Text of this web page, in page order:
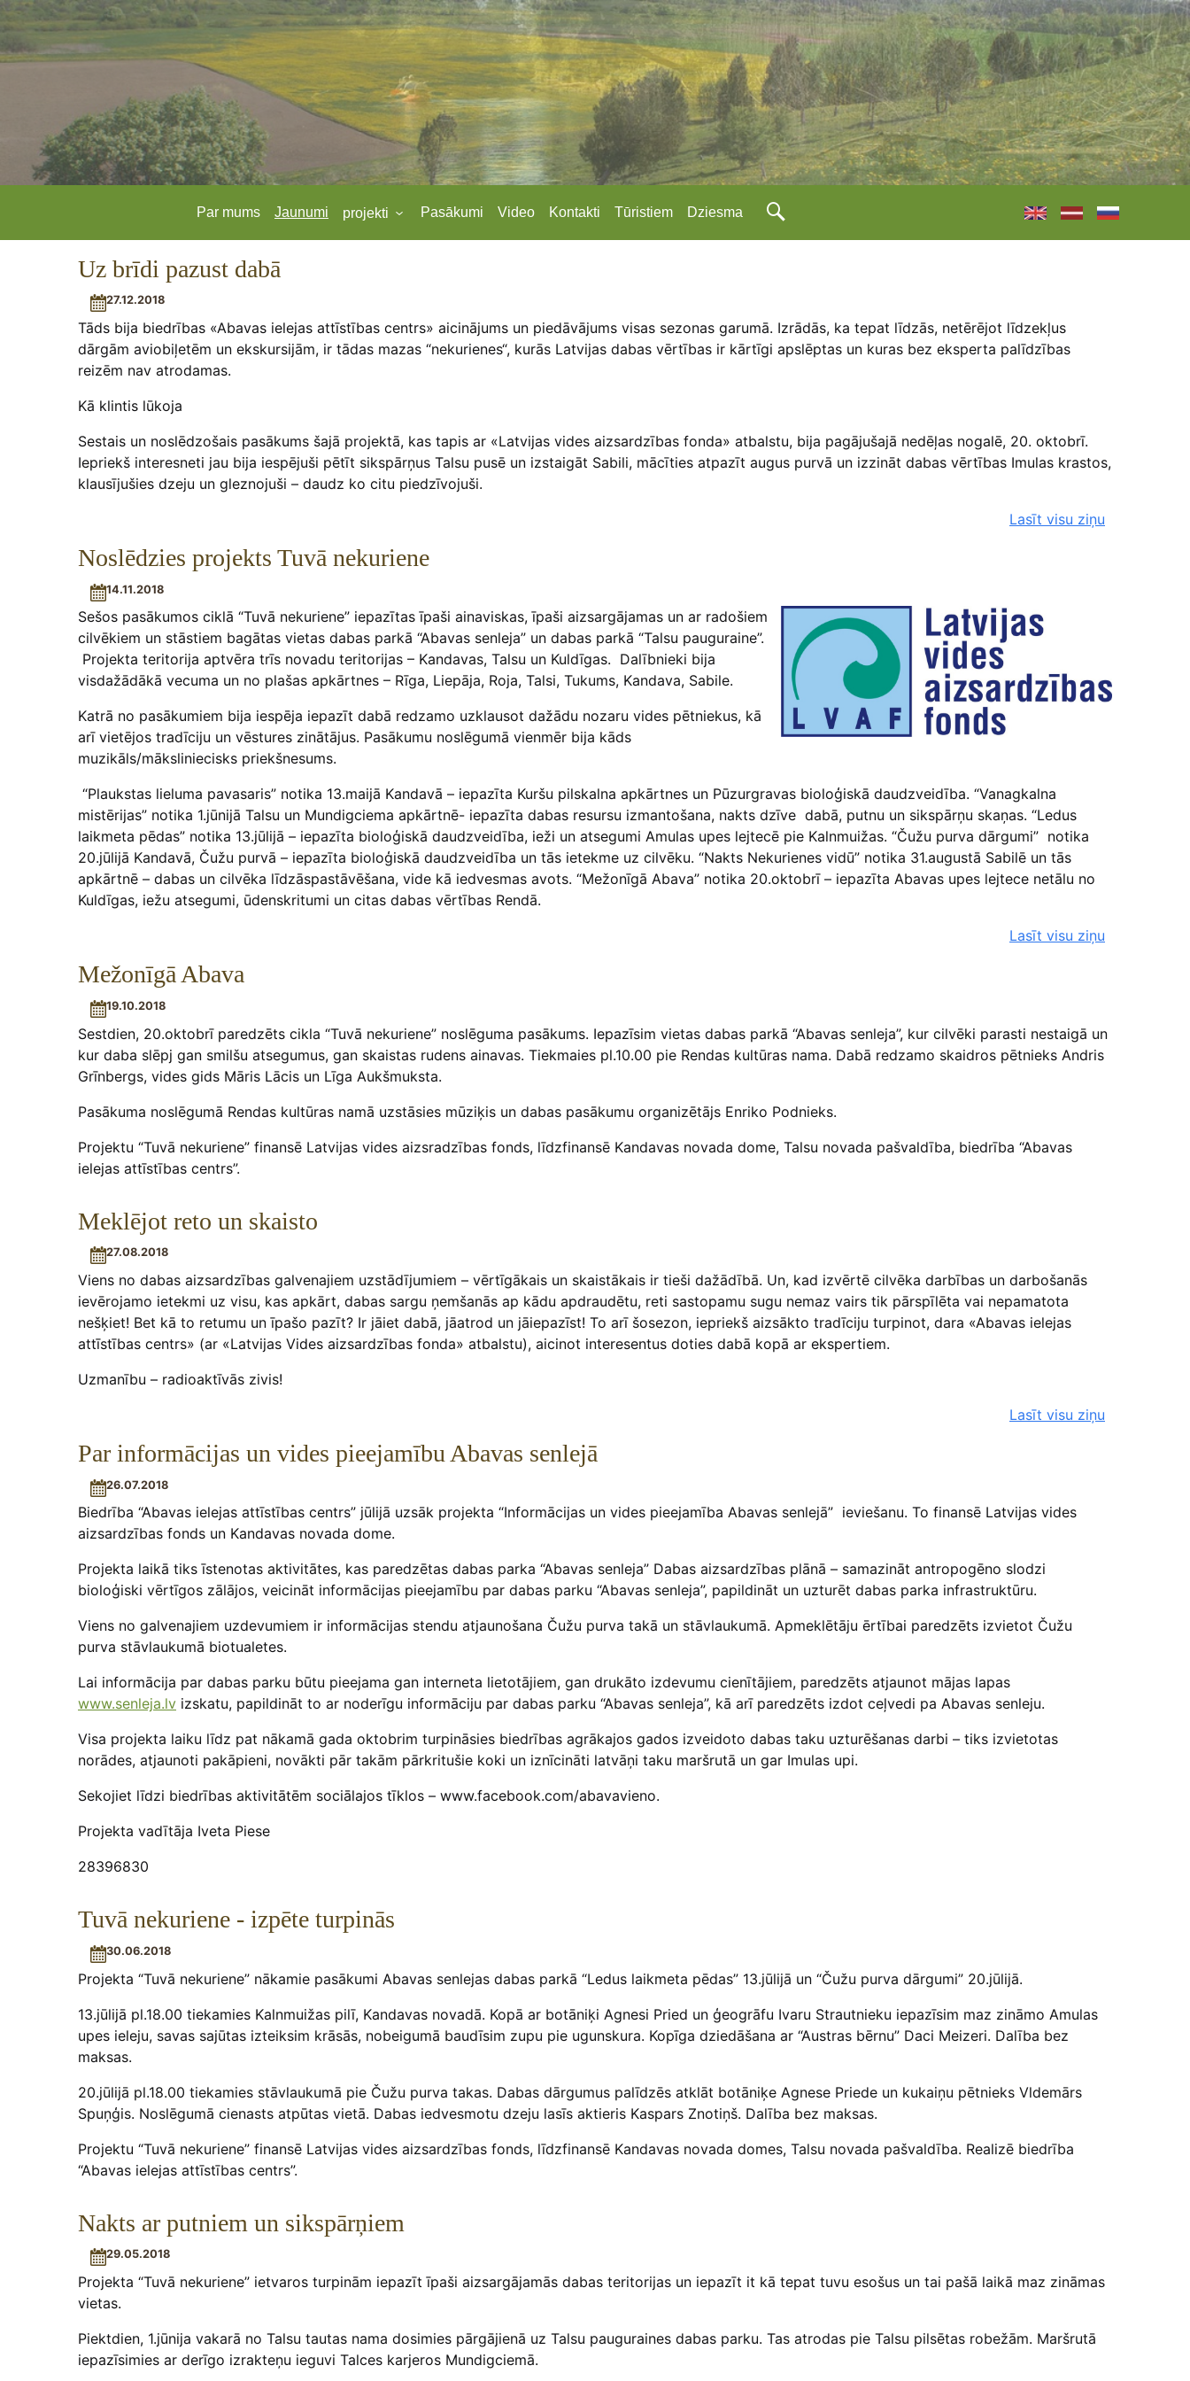
Par mums Jaunumi projekti Pasākumi Video Kontakti Tūristiem Dziesma
Uz brīdi pazust dabā
27.12.2018
Tāds bija biedrības «Abavas ielejas attīstības centrs» aicinājums un piedāvājums visas sezonas garumā. Izrādās, ka tepat līdzās, netērējot līdzekļus
dārgām aviobiļetēm un ekskursijām, ir tādas mazas “nekurienes“, kurās Latvijas dabas vērtības ir kārtīgi apslēptas un kuras bez eksperta palīdzības
reizēm nav atrodamas.
Kā klintis lūkoja
Sestais un noslēdzošais pasākums šajā projektā, kas tapis ar «Latvijas vides aizsardzības fonda» atbalstu, bija pagājušajā nedēļas nogalē, 20. oktobrī.
Iepriekš interesneti jau bija iespējuši pētīt sikspārņus Talsu pusē un izstaigāt Sabili, mācīties atpazīt augus purvā un izzināt dabas vērtības Imulas krastos,
klausījušies dzeju un gleznojuši – daudz ko citu piedzīvojuši.
Lasīt visu ziņu
Noslēdzies projekts Tuvā nekuriene
14.11.2018
Sešos pasākumos ciklā “Tuvā nekuriene” iepazītas īpaši ainaviskas, īpaši aizsargājamas un ar radošiem
cilvēkiem un stāstiem bagātas vietas dabas parkā “Abavas senleja” un dabas parkā “Talsu pauguraine”.
Projekta teritorija aptvēra trīs novadu teritorijas – Kandavas, Talsu un Kuldīgas. Dalībnieki bija
visdažādākā vecuma un no plašas apkārtnes – Rīga, Liepāja, Roja, Talsi, Tukums, Kandava, Sabile.
Katrā no pasākumiem bija iespēja iepazīt dabā redzamo uzklausot dažādu nozaru vides pētniekus, kā
arī vietējos tradīciju un vēstures zinātājus. Pasākumu noslēgumā vienmēr bija kāds
muzikāls/māksliniecisks priekšnesums.
“Plaukstas lieluma pavasaris” notika 13.maijā Kandavā – iepazīta Kuršu pilskalna apkārtnes un Pūzurgravas bioloģiskā daudzveidība. “Vanagkalna
mistērijas” notika 1.jūnijā Talsu un Mundigciema apkārtnē- iepazīta dabas resursu izmantošana, nakts dzīve dabā, putnu un sikspārņu skaņas. “Ledus
laikmeta pēdas” notika 13.jūlijā – iepazīta bioloģiskā daudzveidība, ieži un atsegumi Amulas upes lejtecē pie Kalnmuižas. “Čužu purva dārgumi” notika
20.jūlijā Kandavā, Čužu purvā – iepazīta bioloģiskā daudzveidība un tās ietekme uz cilvēku. “Nakts Nekurienes vidū” notika 31.augustā Sabilē un tās
apkārtnē – dabas un cilvēka līdzāspastāvēšana, vide kā iedvesmas avots. “Mežonīgā Abava” notika 20.oktobrī – iepazīta Abavas upes lejtece netālu no
Kuldīgas, iežu atsegumi, ūdenskritumi un citas dabas vērtības Rendā.
Lasīt visu ziņu
Mežonīgā Abava
19.10.2018
Sestdien, 20.oktobrī paredzēts cikla “Tuvā nekuriene” noslēguma pasākums. Iepazīsim vietas dabas parkā “Abavas senleja”, kur cilvēki parasti nestaigā un
kur daba slēpj gan smilšu atsegumus, gan skaistas rudens ainavas. Tiekmaies pl.10.00 pie Rendas kultūras nama. Dabā redzamo skaidros pētnieks Andris
Grīnbergs, vides gids Māris Lācis un Līga Aukšmuksta.
Pasākuma noslēgumā Rendas kultūras namā uzstāsies mūziķis un dabas pasākumu organizētājs Enriko Podnieks.
Projektu “Tuvā nekuriene” finansē Latvijas vides aizsradzības fonds, līdzfinansē Kandavas novada dome, Talsu novada pašvaldība, biedrība “Abavas
ielejas attīstības centrs”.
Meklējot reto un skaisto
27.08.2018
Viens no dabas aizsardzības galvenajiem uzstādījumiem – vērtīgākais un skaistākais ir tieši dažādībā. Un, kad izvērtē cilvēka darbības un darbošanās
ievērojamo ietekmi uz visu, kas apkārt, dabas sargu ņemšanās ap kādu apdraudētu, reti sastopamu sugu nemaz vairs tik pārspīlēta vai nepamatota
nešķiet! Bet kā to retumu un īpašo pazīt? Ir jāiet dabā, jāatrod un jāiepazīst! To arī šosezon, iepriekš aizsākto tradīciju turpinot, dara «Abavas ielejas
attīstības centrs» (ar «Latvijas Vides aizsardzības fonda» atbalstu), aicinot interesentus doties dabā kopā ar ekspertiem.
Uzmanību – radioaktīvās zivis!
Lasīt visu ziņu
Par informācijas un vides pieejamību Abavas senlejā
26.07.2018
Biedrība “Abavas ielejas attīstības centrs” jūlijā uzsāk projekta “Informācijas un vides pieejamība Abavas senlejā” ieviešanu. To finansē Latvijas vides
aizsardzības fonds un Kandavas novada dome.
Projekta laikā tiks īstenotas aktivitātes, kas paredzētas dabas parka “Abavas senleja” Dabas aizsardzības plānā – samazināt antropogēno slodzi
bioloģiski vērtīgos zālājos, veicināt informācijas pieejamību par dabas parku “Abavas senleja”, papildināt un uzturēt dabas parka infrastruktūru.
Viens no galvenajiem uzdevumiem ir informācijas stendu atjaunošana Čužu purva takā un stāvlaukumā. Apmeklētāju ērtībai paredzēts izvietot Čužu
purva stāvlaukumā biotualetes.
Lai informācija par dabas parku būtu pieejama gan interneta lietotājiem, gan drukāto izdevumu cienītājiem, paredzēts atjaunot mājas lapas
www.senleja.lv izskatu, papildināt to ar noderīgu informāciju par dabas parku “Abavas senleja”, kā arī paredzēts izdot ceļvedi pa Abavas senleju.
Visa projekta laiku līdz pat nākamā gada oktobrim turpināsies biedrības agrākajos gados izveidoto dabas taku uzturēšanas darbi – tiks izvietotas
norādes, atjaunoti pakāpieni, novākti pār takām pārkritušie koki un iznīcināti latvāņi taku maršrutā un gar Imulas upi.
Sekojiet līdzi biedrības aktivitātēm sociālajos tīklos – www.facebook.com/abavavieno.
Projekta vadītāja Iveta Piese
28396830
Tuvā nekuriene - izpēte turpinās
30.06.2018
Projekta “Tuvā nekuriene” nākamie pasākumi Abavas senlejas dabas parkā “Ledus laikmeta pēdas” 13.jūlijā un “Čužu purva dārgumi” 20.jūlijā.
13.jūlijā pl.18.00 tiekamies Kalnmuižas pilī, Kandavas novadā. Kopā ar botāniķi Agnesi Pried un ģeogrāfu Ivaru Strautnieku iepazīsim maz zināmo Amulas
upes ieleju, savas sajūtas izteiksim krāsās, nobeigumā baudīsim zupu pie ugunskura. Kopīga dziedāšana ar “Austras bērnu” Daci Meizeri. Dalība bez
maksas.
20.jūlijā pl.18.00 tiekamies stāvlaukumā pie Čužu purva takas. Dabas dārgumus palīdzēs atklāt botāniķe Agnese Priede un kukaiņu pētnieks Vldemārs
Spuņģis. Noslēgumā cienasts atpūtas vietā. Dabas iedvesmotu dzeju lasīs aktieris Kaspars Znotiņš. Dalība bez maksas.
Projektu “Tuvā nekuriene” finansē Latvijas vides aizsardzības fonds, līdzfinansē Kandavas novada domes, Talsu novada pašvaldība. Realizē biedrība
“Abavas ielejas attīstības centrs”.
Nakts ar putniem un sikspārņiem
29.05.2018
Projekta “Tuvā nekuriene” ietvaros turpinām iepazīt īpaši aizsargājamās dabas teritorijas un iepazīt it kā tepat tuvu esošus un tai pašā laikā maz zināmas
vietas.
Piektdien, 1.jūnija vakarā no Talsu tautas nama dosimies pārgājienā uz Talsu pauguraines dabas parku. Tas atrodas pie Talsu pilsētas robežām. Maršrutā
iepazīsimies ar derīgo izrakteņu ieguvi Talces karjeros Mundigciemā.